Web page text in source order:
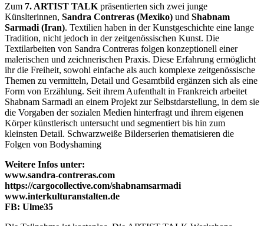
Zum 7. ARTIST TALK präsentierten sich zwei junge
Künslterinnen, Sandra Contreras (Mexiko) und Shabnam
Sarmadi (Iran). Textilien haben in der Kunstgeschichte eine lange
Tradition, nicht jedoch in der zeitgenössischen Kunst. Die
Textilarbeiten von Sandra Contreras folgen konzeptionell einer
malerischen und zeichnerischen Praxis. Diese Erfahrung ermöglicht
ihr die Freiheit, sowohl einfache als auch komplexe zeitgenössische
Themen zu vermitteln, Detail und Gesamtbild ergänzen sich als eine
Form von Erzählung. Seit ihrem Aufenthalt in Frankreich arbeitet
Shabnam Sarmadi an einem Projekt zur Selbstdarstellung, in dem sie
die Vorgaben der sozialen Medien hinterfragt und ihrem eigenen
Körper künstlerisch untersucht und segmentiert bis hin zum
kleinsten Detail. Schwarzweiße Bilderserien thematisieren die
Folgen von Bodyshaming
Weitere Infos unter:
www.sandra-contreras.com
https://cargocollective.com/shabnamsarmadi
www.interkulturanstalten.de
FB: Ulme35